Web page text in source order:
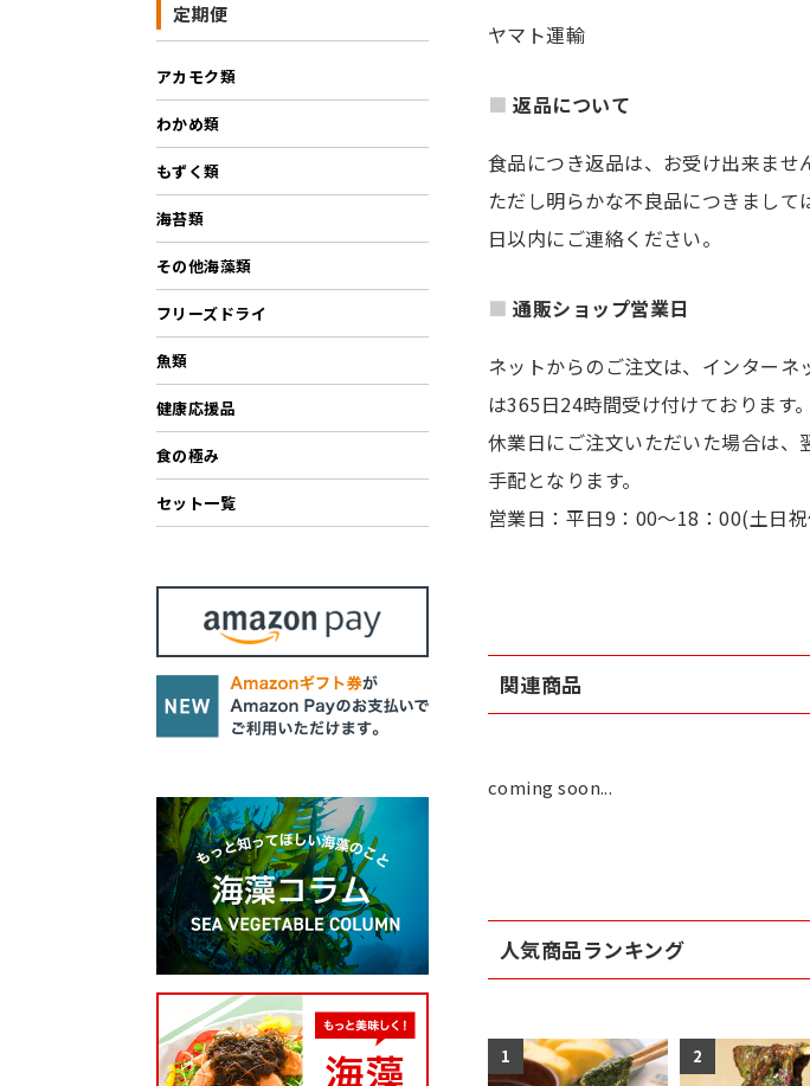
ヤマト運輸
返品について
食品につき返品は、お受け出来ませ
ただし明らかな不良品につきまして
日以内にご連絡ください。
通販ショップ営業日
ネットからのご注文は、インターネ
は365日24時間受け付けております。
休業日にご注文いただいた場合は、
手配となります。
営業日：平日9：00～18：00(土日
関連商品
coming soon...
人気商品ランキング
1 2
定期便
アカモク類
わかめ類
もずく類
海苔類
その他海藻類
フリーズドライ
魚類
健康応援品
食の極み
セット一覧